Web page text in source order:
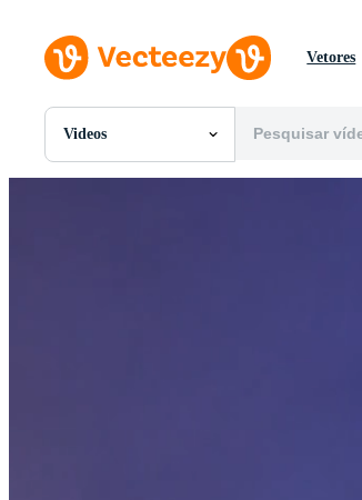
Vetores
Videos
Todas Imagens